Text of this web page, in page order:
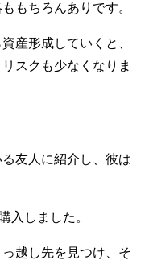
もちろんありです。
産形成していくと、
スクも少なくなりま
友人に紹介し、彼は
入しました。
越し先を見つけ、そ